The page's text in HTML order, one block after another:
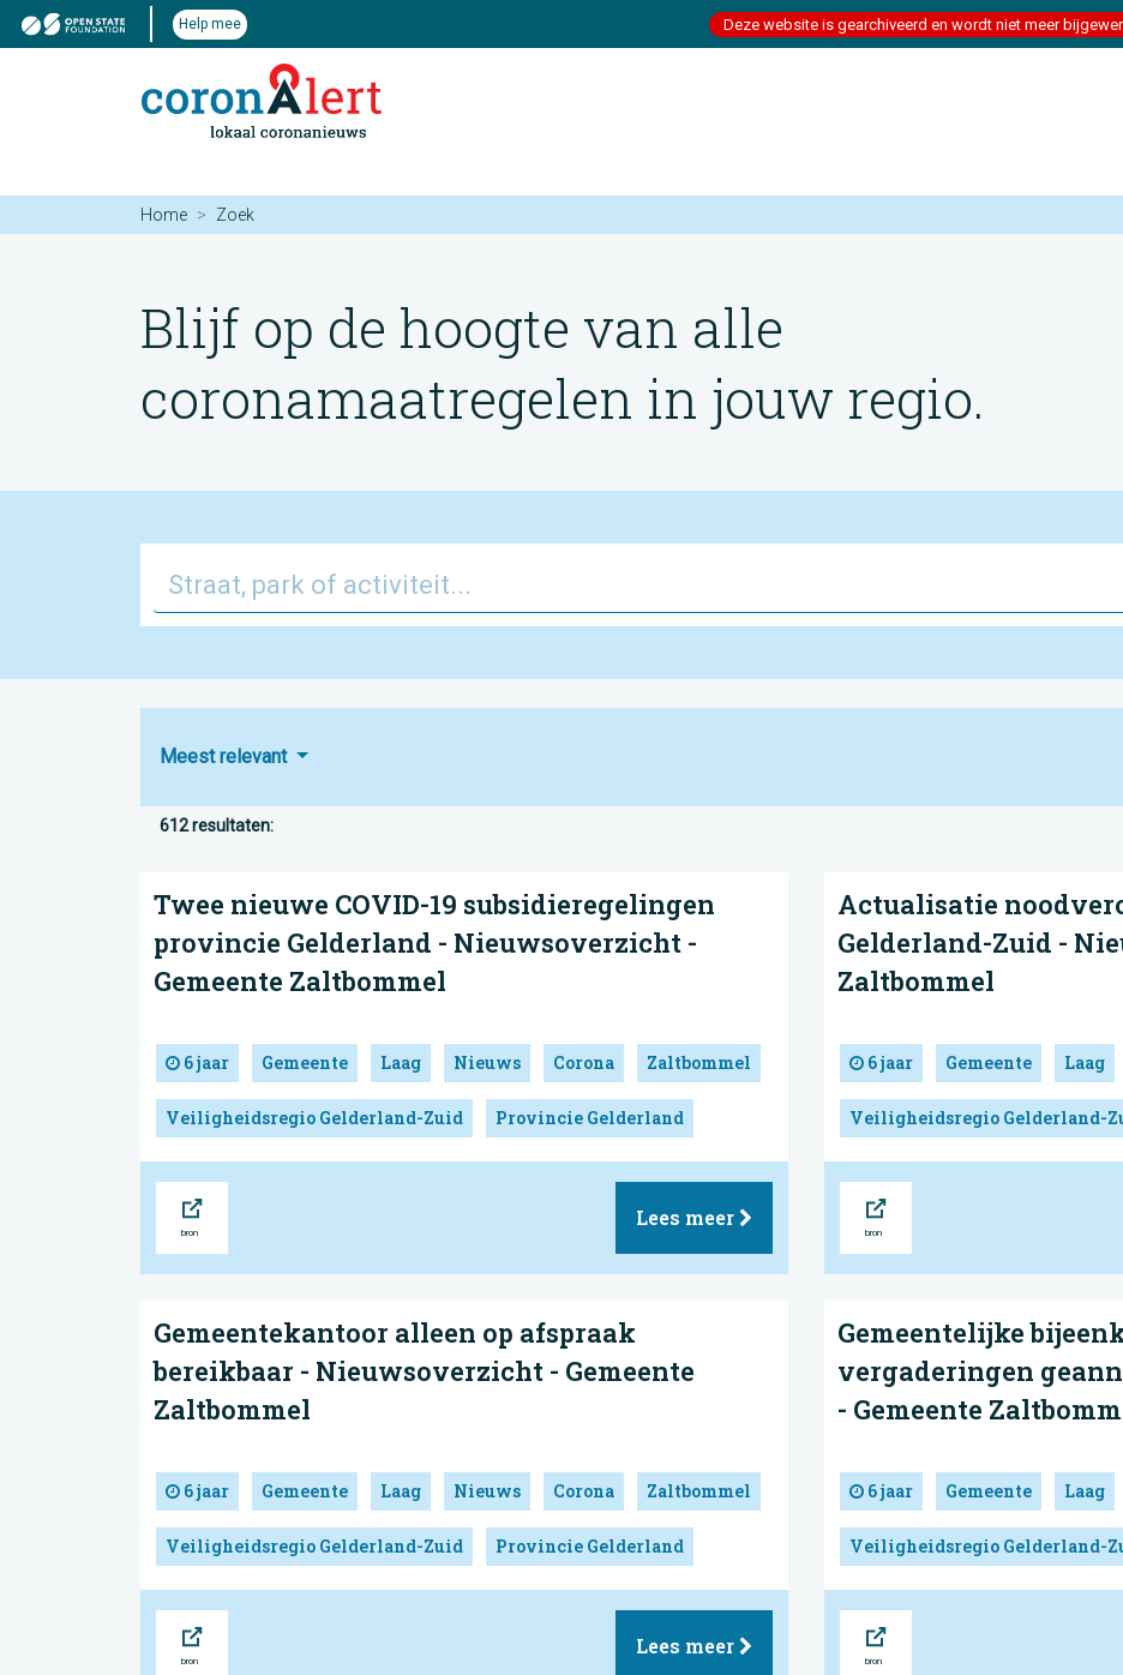
Help mee Deze website is gearchiveerd en wordt niet meer
Home Zoek
Blijf op de hoogte van alle
coronamaatregelen in jouw regio.
Meest relevant
612 resultaten:
Twee nieuwe COVID-19 subsidieregelingen
provincie Gelderland - Nieuwsoverzicht -
Gemeente Zaltbommel
6 jaar Gemeente Laag Nieuws Corona Zaltbommel
Veiligheidsregio Gelderland-Zuid Provincie Gelderland
Lees meer
Actualisatie
Gelderland-Zuid -
Zaltbommel
6 jaar Gemeente Laag
Veiligheidsregio Gelderland-
Gemeentekantoor alleen op afspraak
bereikbaar - Nieuwsoverzicht - Gemeente
Zaltbommel
6 jaar Gemeente Laag Nieuws Corona Zaltbommel
Veiligheidsregio Gelderland-Zuid Provincie Gelderland
Lees meer
Gemeentelijke
vergaderingen
- Gemeente
6 jaar Gemeente Laag
Veiligheidsregio Gelderland-